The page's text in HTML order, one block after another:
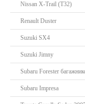
Nissan X-Trail (T32)
Renault Duster
Suzuki SX4
Suzuki Jimny
Subaru Forester
Subaru Impresa